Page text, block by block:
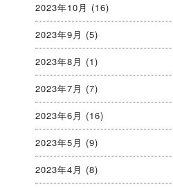
2023年10月 (16)
2023年9月 (5)
2023年8月 (1)
2023年7月 (7)
2023年6月 (16)
2023年5月 (9)
2023年4月 (8)